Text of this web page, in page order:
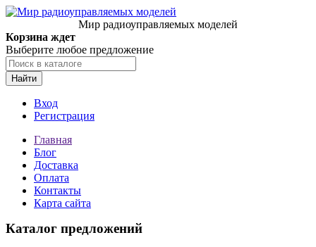
Мир радиоуправляемых моделей
Корзина ждет
Выберите любое предложение
Найти
Вход
Регистрация
Главная
Блог
Доставка
Оплата
Контакты
Карта сайта
Каталог предложений